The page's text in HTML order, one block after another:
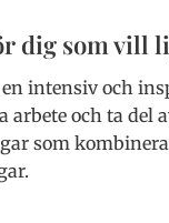
dig som vill
intensiv och
och ta del
som